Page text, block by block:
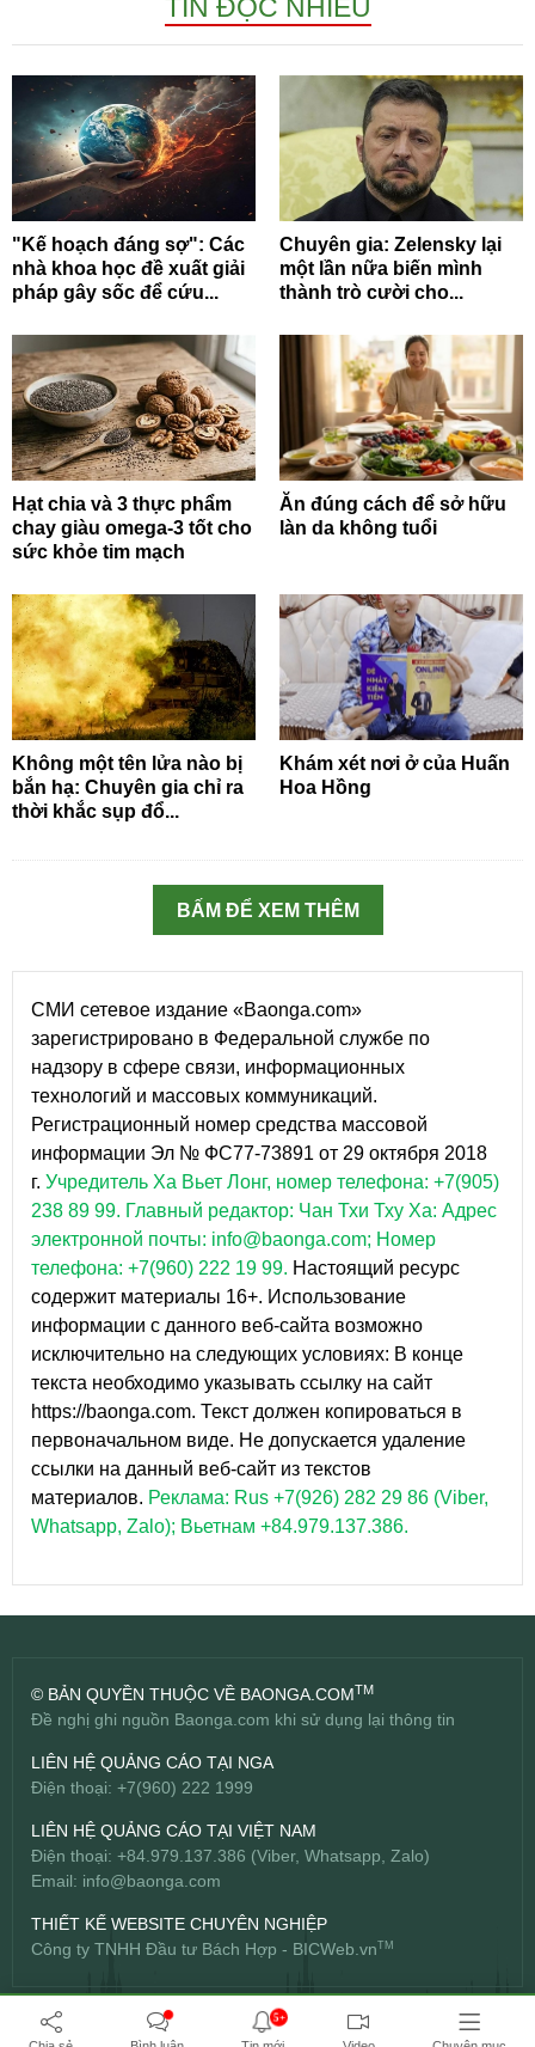
TIN ĐỌC NHIỀU
"Kế hoạch đáng sợ": Các
nhà khoa học đề xuất giải
pháp gây sốc để cứu...
Chuyên gia: Zelensky lại
một lần nữa biến mình
thành trò cười cho...
Hạt chia và 3 thực phẩm
chay giàu omega-3 tốt cho
sức khỏe tim mạch
Ăn đúng cách để sở hữu
làn da không tuổi
Không một tên lửa nào bị
bắn hạ: Chuyên gia chỉ ra
thời khắc sụp đổ...
Khám xét nơi ở của Huấn
Hoa Hồng
BẤM ĐỂ XEM THÊM
СМИ сетевое издание «Baonga.com»
зарегистрировано в Федеральной службе по
надзору в сфере связи, информационных
технологий и массовых коммуникаций.
Регистрационный номер средства массовой
информации Эл № ФС77-73891 от 29 октября 2018
г. Учредитель Ха Вьет Лонг, номер телефона: +7(905)
238 89 99. Главный редактор: Чан Тхи Тху Ха: Адрес
электронной почты: info@baonga.com; Номер
телефона: +7(960) 222 19 99. Настоящий ресурс
содержит материалы 16+. Использование
информации с данного веб-сайта возможно
исключительно на следующих условиях: В конце
текста необходимо указывать ссылку на сайт
https://baonga.com. Текст должен копироваться в
первоначальном виде. Не допускается удаление
ссылки на данный веб-сайт из текстов
материалов. Реклама: Rus +7(926) 282 29 86 (Viber,
Whatsapp, Zalo); Вьетнам +84.979.137.386.
© BẢN QUYỀN THUỘC VỀ BAONGA.COMTM
Đề nghị ghi nguồn Baonga.com khi sử dụng lại thông tin
LIÊN HỆ QUẢNG CÁO TẠI NGA
Điện thoại: +7(960) 222 1999
LIÊN HỆ QUẢNG CÁO TẠI VIỆT NAM
Điện thoại: +84.979.137.386 (Viber, Whatsapp, Zalo)
Email: info@baonga.com
THIẾT KẾ WEBSITE CHUYÊN NGHIỆP
Công ty TNHH Đầu tư Bách Hợp - BICWeb.vnTM
5+